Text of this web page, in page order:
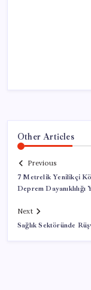
Other Articles
Previous
7 Metrelik Yenilikçi
Deprem
Next
Sağlık Sektöründe